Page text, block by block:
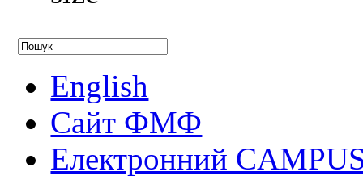
English
Сайт ФМФ
Електронний